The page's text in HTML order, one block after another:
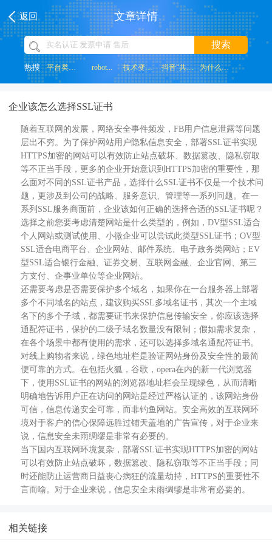
返回 文章详情
搜索
热搜 平台类网站... robot... 技术变革带... 抖音“共创... 为什么网页...
企业该怎么选择SSL证书
随着互联网的发展，网络安全事件频发，FB用户信息泄露等问题
层出不穷。为了保护网站用户隐私信息安全，部署SSL证书实现
HTTPS加密的网站可以有效防止站点破坏、数据篡改、隐私窃取
等不正当手段，更多的企业开始意识到HTTPS加密的重要性，那
么面对不同的SSL证书产品，选择什么SSL证书不仅是一个技术问
题，更涉及到公司的战略、服务意识、管理等一系列问题。在一
系列SSL服务商面前，企业该如何正确的选择合适的SSL证书呢？
选择之前您要考虑清楚网站是什么类型的，例如，DV型SSL适合
个人网站或测试使用、小微企业可以尝试此类型SSL证书；OV型
SSL适合电商平台、企业网站、邮件系统、电子政务类网站；EV
型SSL适合银行金融、证券交易、互联网金融、企业官网、第三
方支付、企事业单位等企业网站。
还需要考虑是否需要保护多个域名，如果你在一台服务器上部署
多个不同域名的站点，建议购买SSL多域名证书，其次一个主域
名下的多个子域，都需要证书来保护信息传输安全，你应该选择
通配符证书，保护的二级子域名数量没有限制；假如需求复杂，
在各个场景中都有使用的需求，还可以选择多域名通配符证书。
对线上购物者来说，绿色地址栏是验证网站身份及安全性的最简
便可靠的方式。在包括火狐，谷歌，opera在内的新一代浏览器
下，使用SSL证书的网站的浏览器地址栏会呈现绿色，从而清晰
明确地告诉用户正在访问的网站是经过严格认证的，该网站身份
可信，信息传递安全可靠，而非钓鱼网站。安全高效的互联网环
境对于客户的信心保障远胜过铺天盖地的广告宣传，对于企业来
说，信息安全未雨绸缪是非常有必要的。
当下国内互联网环境复杂，部署SSL证书实现HTTPS加密的网站
可以有效防止站点破坏，数据篡改、隐私窃取等不正当手段；同
时还能防止运营商日益丧心病狂的流量劫持，HTTPS的重要性不
言而喻。对于企业来说，信息安全未雨绸缪是非常有必要的。
相关链接